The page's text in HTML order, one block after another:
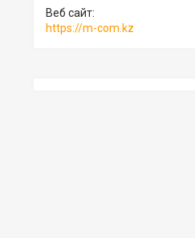
Веб сайт
https://m-com.kz